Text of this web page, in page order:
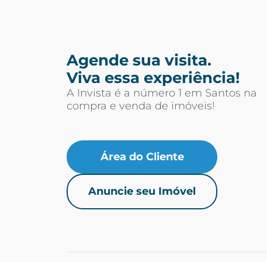
Agende sua visita.
Viva essa experiência!
A Invista é a número 1 em Santos na
compra e venda de imóveis!
Área do Cliente
Anuncie seu Imóvel